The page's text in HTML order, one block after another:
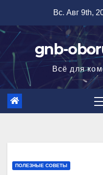
содержимому
Вс. Авг 9th,
gnb-
Всё для
ПОЛЕЗНЫЕ СОВЕТЫ